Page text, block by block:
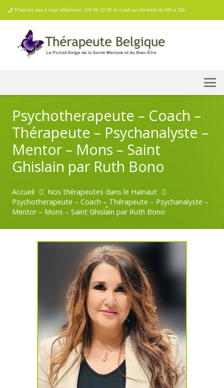
N’hésitez pas à nous téléphoner: 026 69 10 08 du Lundi au Vendredi de 08h à 19h.
Psychotherapeute – Coach –
Thérapeute – Psychanalyste –
Mentor – Mons – Saint
Ghislain par Ruth Bono
Accueil
Nos thérapeutes dans le Hainaut
Psychotherapeute – Coach – Thérapeute – Psychanalyste –
Mentor – Mons – Saint Ghislain par Ruth Bono